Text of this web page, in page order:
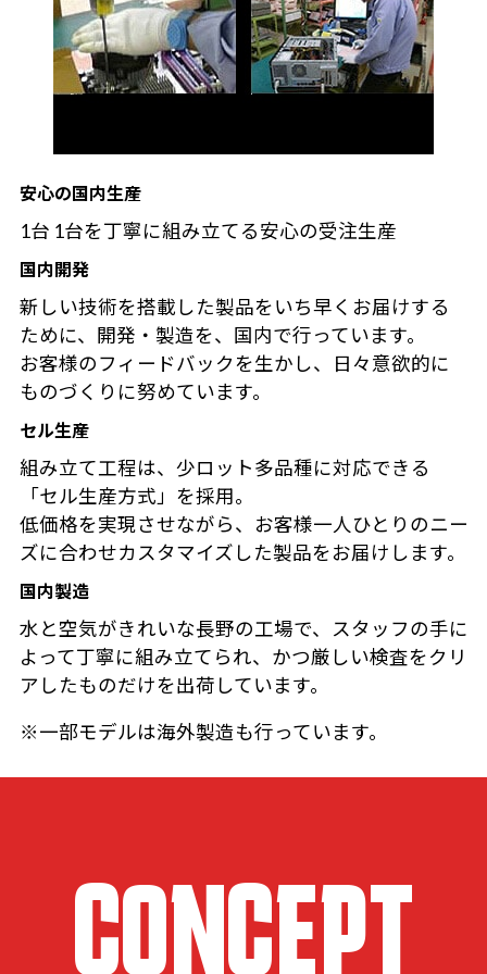
安心の国内生産
1台 1台を丁寧に組み立てる安心の受注生産
国内開発
新しい技術を搭載した製品をいち早くお届けする
ために、開発・製造を、国内で行っています。
お客様のフィードバックを生かし、日々意欲的に
ものづくりに努めています。
セル生産
組み立て工程は、少ロット多品種に対応できる
「セル生産方式」を採用。
低価格を実現させながら、お客様一人ひとりのニー
ズに合わせカスタマイズした製品をお届けします。
国内製造
水と空気がきれいな長野の工場で、スタッフの手に
よって丁寧に組み立てられ、かつ厳しい検査をクリ
アしたものだけを出荷しています。
※一部モデルは海外製造も行っています。
CONCEPT